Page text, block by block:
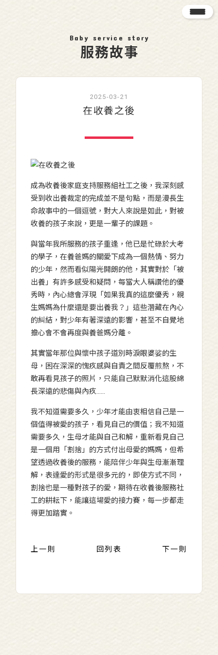
Baby service story
服務故事
2025-03-21
在收養之後
成為收養後家庭支持服務組社工之後，我深刻感
受到收出養裁定的完成並不是句點，而是漫長生
命故事中的一個逗號，對大人來說是如此，對被
收養的孩子來說，更是一輩子的課題。
與當年我所服務的孩子重逢，他已是忙碌於大考
的學子，在養爸媽的關愛下成為一個熱情、努力
的少年，然而看似陽光開朗的他，其實對於「被
出養」有許多感受和疑問，每當大人稱讚他的優
秀時，內心總會浮現「如果我真的這麼優秀，親
生媽媽為什麼還是要出養我？」這些潛藏在內心
的糾結，對少年有著深遠的影響，甚至不自覺地
擔心會不會再度與養爸媽分離。
其實當年那位與懷中孩子道別時淚眼婆娑的生
母，困在深深的愧疚感與自責之間反覆煎熬，不
敢再看見孩子的照片，只能自己默默消化這股綿
長深遠的悲傷與內疚......
我不知道需要多久，少年才能由衷相信自己是一
個值得被愛的孩子，看見自己的價值；我不知道
需要多久，生母才能與自己和解，重新看見自己
是一個用「割捨」的方式付出母愛的媽媽，但希
望透過收養後的服務，能陪伴少年與生母漸漸理
解，表達愛的形式是很多元的，即使方式不同，
割捨也是一種對孩子的愛，期待在收養後服務社
工的耕耘下，能讓這場愛的接力賽，每一步都走
得更加踏實。
上一則 回列表 下一則